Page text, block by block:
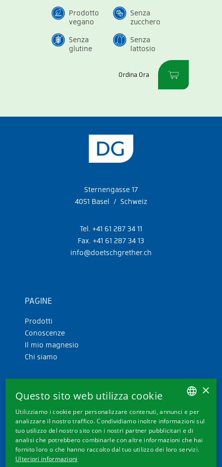
Prodotto
vegano
Senza
zucchero
Senza
glutine
Senza
lattosio
Ordina Ora
Sternengasse 17
4051 Basel / Schweiz
Tel. +41 61 287 34 11
Fax. +41 61 287 34 13
info@doetschgrether.ch
PAGINE
Prodotti
Conoscenze
Il mio magnesio
Chi siamo
ALTRI LINK
Impostazioni dei cookie
Contatto
GERMAN
FRENCH
ITALIAN
×
Questo sito web utilizza cookie
Utilizziamo i cookie per personalizzare contenuti, annunci e per
analizzare il nostro traffico. Condividiamo inoltre informazioni sul
tuo utilizzo del nostro sito con i nostri partner pubblicitari e di
analisi che potrebbero combinarle con altre informazioni che hai
fornito loro o che hanno raccolto dal tuo utilizzo dei loro servizi.
Ulteriori informazioni